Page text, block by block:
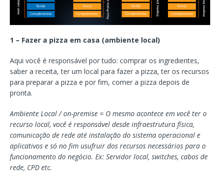
1 – Fazer a pizza em casa (ambiente local)
Aqui você é responsável por tudo: comprar os ingredientes,
saber a receita, ter um local para fazer a pizza, ter os recursos
para preparar a pizza e por fim, comer a pizza depois de
pronta.
Ambiente Local / on-premise = O mesmo acontece em você ter o
recurso local, você é responsável desde infraestrutura física,
comunicação de rede até instalação do sistema operacional e
aplicativos e só no fim usufruir dos recursos necessários para o
funcionamento do negócio. Ex: Servidor local, switches, cabos de
rede, CPD etc.